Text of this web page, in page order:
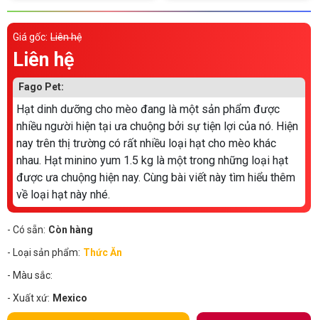
Chính sách bảo hành Chính sách bảo mật
LIÊN HỆ
TỔNG ĐÀI TƯ VẤN
0929894774
Giá gốc: Liên hệ
Liên hệ
Fago Pet:
Hạt dinh dưỡng cho mèo đang là một sản phẩm được
nhiều người hiện tại ưa chuộng bởi sự tiện lợi của nó. Hiện
nay trên thị trường có rất nhiều loại hạt cho mèo khác
nhau. Hạt minino yum 1.5 kg là một trong những loại hạt
được ưa chuộng hiện nay. Cùng bài viết này tìm hiểu thêm
về loại hạt này nhé.
- Có sẵn: Còn hàng
- Loại sản phẩm: Thức Ăn
- Màu sắc:
- Xuất xứ: Mexico